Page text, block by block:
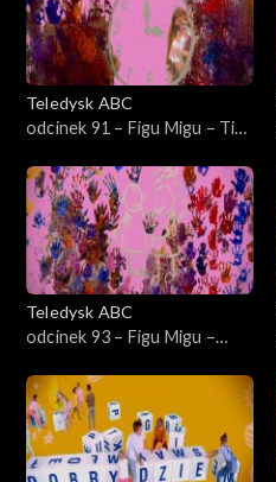
Teledysk ABC
odcinek 91 – Figu Migu – Tiku
Teledysk ABC
odcinek 93 – Figu Migu –